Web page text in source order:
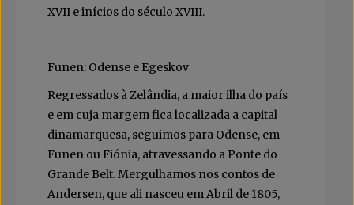
XVII e inícios do século XVIII.
Funen: Odense e Egeskov
Regressados à Zelândia, a maior ilha do país
e em cuja margem fica localizada a capital
dinamarquesa, seguimos para Odense, em
Funen ou Fiónia, atravessando a Ponte do
Grande Belt. Mergulhamos nos contos de
Andersen, que ali nasceu em Abril de 1805,